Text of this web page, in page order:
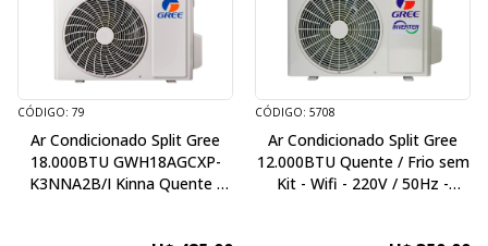
CÓDIGO: 79
Ar Condicionado Split Gree
18.000BTU GWH18AGCXP-
K3NNA2B/I Kinna Quente /
CÓDIGO: 5708
Ar Condicionado Split Gree
12.000BTU Quente / Frio sem
Kit - Wifi - 220V / 50Hz -